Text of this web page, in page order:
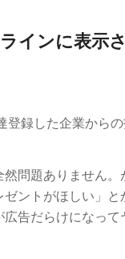
インに表示
録した企業から
問題ありません
ントがほしい」
告だらけになって